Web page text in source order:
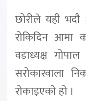
छोरीले यही
रोकिदिन आमा
वडाध्यक्ष
सरोकारवाला
रोकाइएको हो ।